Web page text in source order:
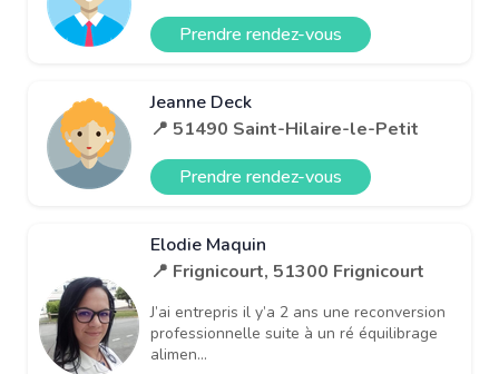
Prendre rendez-vous
Jeanne Deck
📍 51490 Saint-Hilaire-le-Petit
Prendre rendez-vous
Elodie Maquin
📍 Frignicourt, 51300 Frignicourt
J’ai entrepris il y’a 2 ans une reconversion
professionnelle suite à un ré équilibrage
alimen...